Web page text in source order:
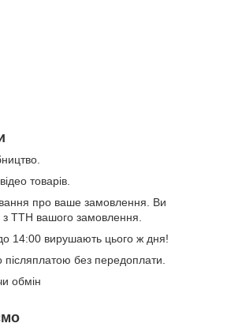
товарів.
про ваше замовлення. Ви
з ТТН вашого замовлення.
14:00 вирушають цього ж дня!
післяплатою без передоплати.
обмін